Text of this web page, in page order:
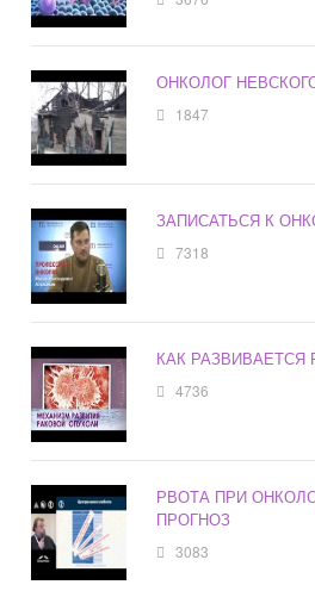
ОНКОЛОГ
1847
ЗАПИСАТЬСЯ К
7318
КАК РАЗВИВАЕТСЯ
4736
РВОТА ПРИ
ПРОГНОЗ
3083